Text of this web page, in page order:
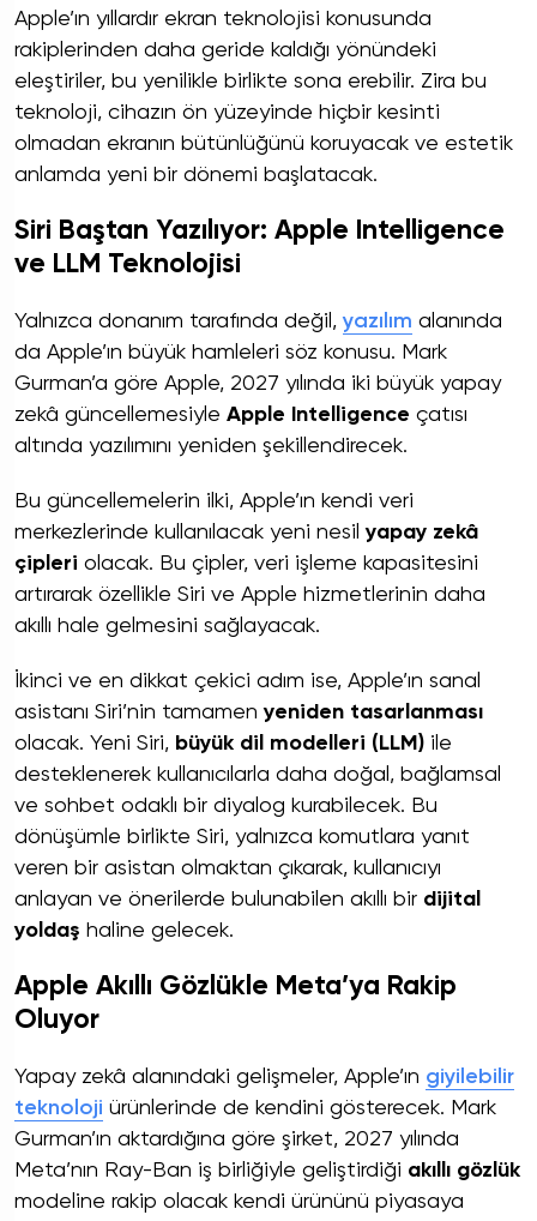
Apple’ın yıllardır ekran teknolojisi konusunda
rakiplerinden daha geride kaldığı yönündeki
eleştiriler, bu yenilikle birlikte sona erebilir. Zira bu
teknoloji, cihazın ön yüzeyinde hiçbir kesinti
olmadan ekranın bütünlüğünü koruyacak ve estetik
anlamda yeni bir dönemi başlatacak.
Siri Baştan Yazılıyor: Apple Intelligence
ve LLM Teknolojisi
Yalnızca donanım tarafında değil,yazılım alanında
da Apple’ın büyük hamleleri söz konusu. Mark
Gurman’a göre Apple, 2027 yılında iki büyük yapay
zekâ güncellemesiyle Apple Intelligence çatısı
altında yazılımını yeniden şekillendirecek.
Bu güncellemelerin ilki, Apple’ın kendi veri
merkezlerinde kullanılacak yeni nesilyapay zekâ
çipleri olacak. Bu çipler, veri işleme kapasitesini
artırarak özellikle Siri ve Apple hizmetlerinin daha
akıllı hale gelmesini sağlayacak.
İkinci ve en dikkat çekici adım ise, Apple’ın sanal
asistanı Siri’nin tamamenyeniden tasarlanması
olacak. Yeni Siri, büyük dil modelleri (LLM) ile
desteklenerek kullanıcılarla daha doğal, bağlamsal
ve sohbet odaklı bir diyalog kurabilecek. Bu
dönüşümle birlikte Siri, yalnızca komutlara yanıt
veren bir asistan olmaktan çıkarak, kullanıcıyı
anlayan ve önerilerde bulunabilen akıllı bir dijital
yoldaş haline gelecek.
Apple Akıllı Gözlükle Meta’ya Rakip
Oluyor
Yapay zekâ alanındaki gelişmeler, Apple’ın giyilebilir
teknoloji ürünlerinde de kendini gösterecek. Mark
Gurman’ın aktardığına göre şirket, 2027 yılında
Meta’nın Ray-Ban iş birliğiyle geliştirdiği akıllı gözlük
modeline rakip olacak kendi ürününü piyasaya